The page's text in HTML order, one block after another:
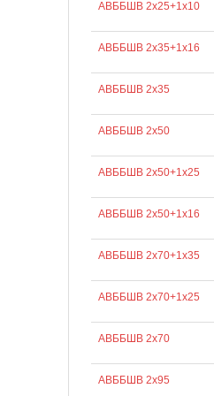
АВББШВ 2х25+1х10
АВББШВ 2х35+1х16
АВББШВ 2х35
АВББШВ 2х50
АВББШВ 2х50+1х25
АВББШВ 2х50+1х16
АВББШВ 2х70+1х35
АВББШВ 2х70+1х25
АВББШВ 2х70
АВББШВ 2х95